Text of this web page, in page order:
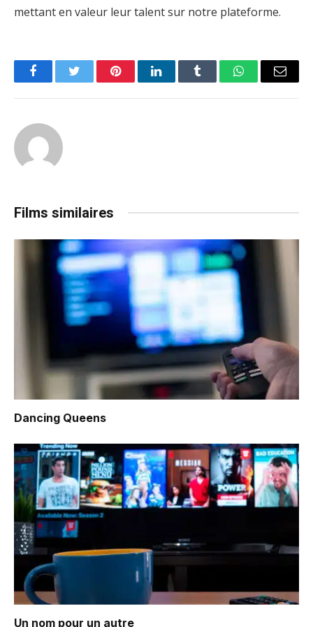
mettant en valeur leur talent sur notre plateforme.
FacebookTwitter PinterestLinkedInTumblr WhatsAppEmail
Films similaires
Dancing Queens
Un nom pour un autre